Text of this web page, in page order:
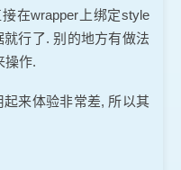
在wrapper上绑定style
行了. 别的地方有做法
操作.
来体验非常差, 所以其